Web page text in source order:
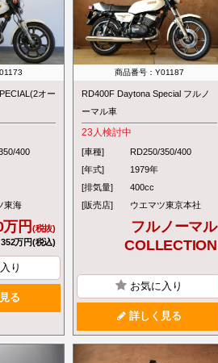
オー
400
東海
円 (税抜)
352万円(税込)
り
る
商品番号：Y01187
RD400F Daytona Special フルノ
ーマル車
23 人検討中
[車種]
RD250/350/400
[年式]
1979年
[排気量]
400cc
[販売店]
ウエマツ東京本社
フルノーマル
COLLECTION
お気に入り
詳しく見る